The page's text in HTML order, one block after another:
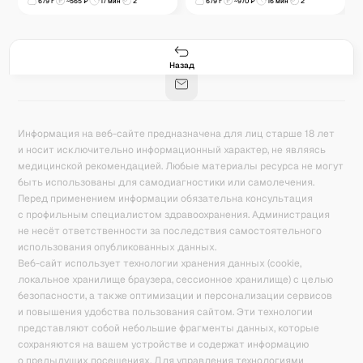
Назад
171
Калькулятор калорий
Информация на веб-сайте предназначена для лиц старше 18 лет
и носит исключительно информационный характер, не являясь
медицинской рекомендацией. Любые материалы ресурса не могут
быть использованы для самодиагностики или самолечения.
Перед применением информации обязательна консультация
с профильным специалистом здравоохранения. Администрация
не несёт ответственности за последствия самостоятельного
использования опубликованных данных.
Веб-сайт использует технологии хранения данных (cookie,
локальное хранилище браузера, сессионное хранилище) с целью
безопасности, а также оптимизации и персонализации сервисов
и повышения удобства пользования сайтом. Эти технологии
представляют собой небольшие фрагменты данных, которые
сохраняются на вашем устройстве и содержат информацию